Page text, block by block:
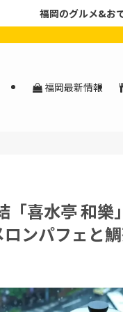
福岡のグルメ&お
福岡最新情報
「喜水亭 和
ンパフェと